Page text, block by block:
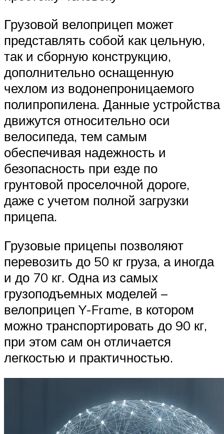
Грузовой велоприцеп может
представлять собой как цельную,
так и сборную конструкцию,
дополнительно оснащенную
чехлом из водонепроницаемого
полипропилена. Данные устройства
движутся относительно оси
велосипеда, тем самым
обеспечивая надежность и
безопасность при езде по
грунтовой проселочной дороге,
даже с учетом полной загрузки
прицепа.
Грузовые прицепы позволяют
перевозить до 50 кг груза, а иногда
и до 70 кг. Одна из самых
грузоподъемных моделей –
велоприцеп Y-Frame, в котором
можно транспортировать до 90 кг,
при этом сам он отличается
легкостью и практичностью.